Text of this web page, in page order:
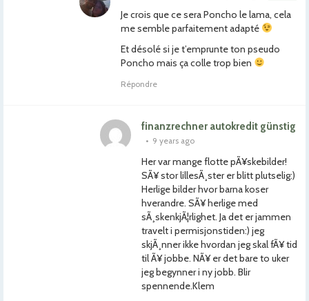
Je crois que ce sera Poncho le lama, cela
me semble parfaitement adapté
Et désolé si je t’emprunte ton pseudo
Poncho mais ça colle trop bien
Répondre
finanzrechner autokredit günstig
• 9 years ago
Her var mange flotte pÃ¥skebilder!
SÃ¥ stor lillesÃ¸ster er blitt plutselig:)
Herlige bilder hvor barna koser
hverandre. SÃ¥ herlige med
sÃ¸skenkjÃ¦rlighet. Ja det er jammen
travelt i permisjonstiden:) jeg
skjÃ¸nner ikke hvordan jeg skal fÃ¥ tid
til Ã¥ jobbe. NÃ¥ er det bare to uker
jeg begynner i ny jobb. Blir
spennende.Klem